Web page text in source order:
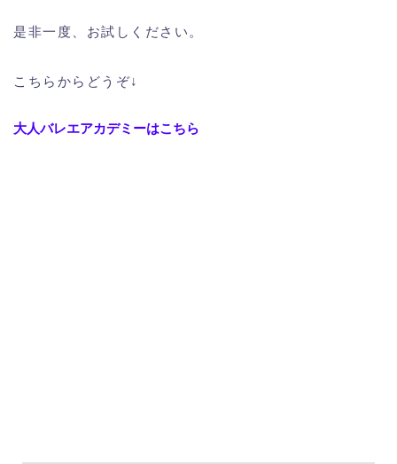
是非一度、お試しください。
こちらからどうぞ↓
大人バレエアカデミーはこちら